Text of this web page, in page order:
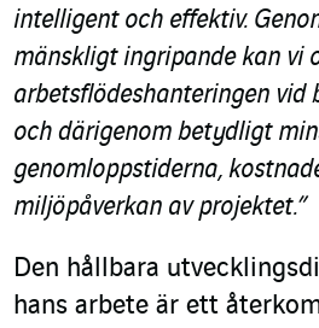
intelligent och effektiv.
mänskligt ingripande kan vi
arbetsflödeshanteringen vid
och därigenom betydligt
genomloppstiderna,
miljöpåverkan av projektet.”
Den hållbara
hans arbete är ett